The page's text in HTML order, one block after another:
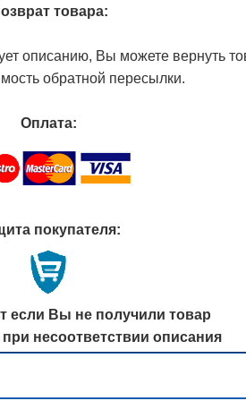
товара:
описанию, Вы можете вернуть
обратной пересылки.
Оплата:
покупателя:
если Вы не получили товар
несоответствии описания